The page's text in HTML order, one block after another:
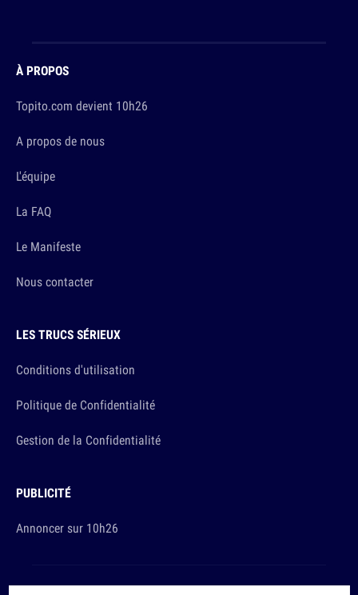
À PROPOS
Topito.com devient 10h26
A propos de nous
L'équipe
La FAQ
Le Manifeste
Nous contacter
LES TRUCS SÉRIEUX
Conditions d'utilisation
Politique de Confidentialité
Gestion de la Confidentialité
PUBLICITÉ
Annoncer sur 10h26